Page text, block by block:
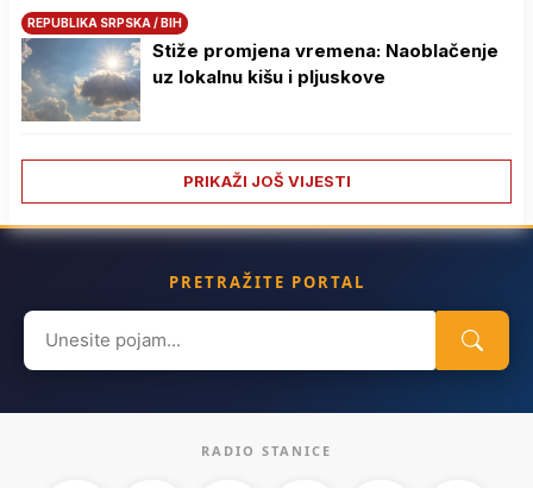
REPUBLIKA SRPSKA / BIH
Stiže promjena vremena: Naoblačenje
uz lokalnu kišu i pljuskove
PRIKAŽI JOŠ VIJESTI
PRETRAŽITE PORTAL
Search
for:
RADIO STANICE